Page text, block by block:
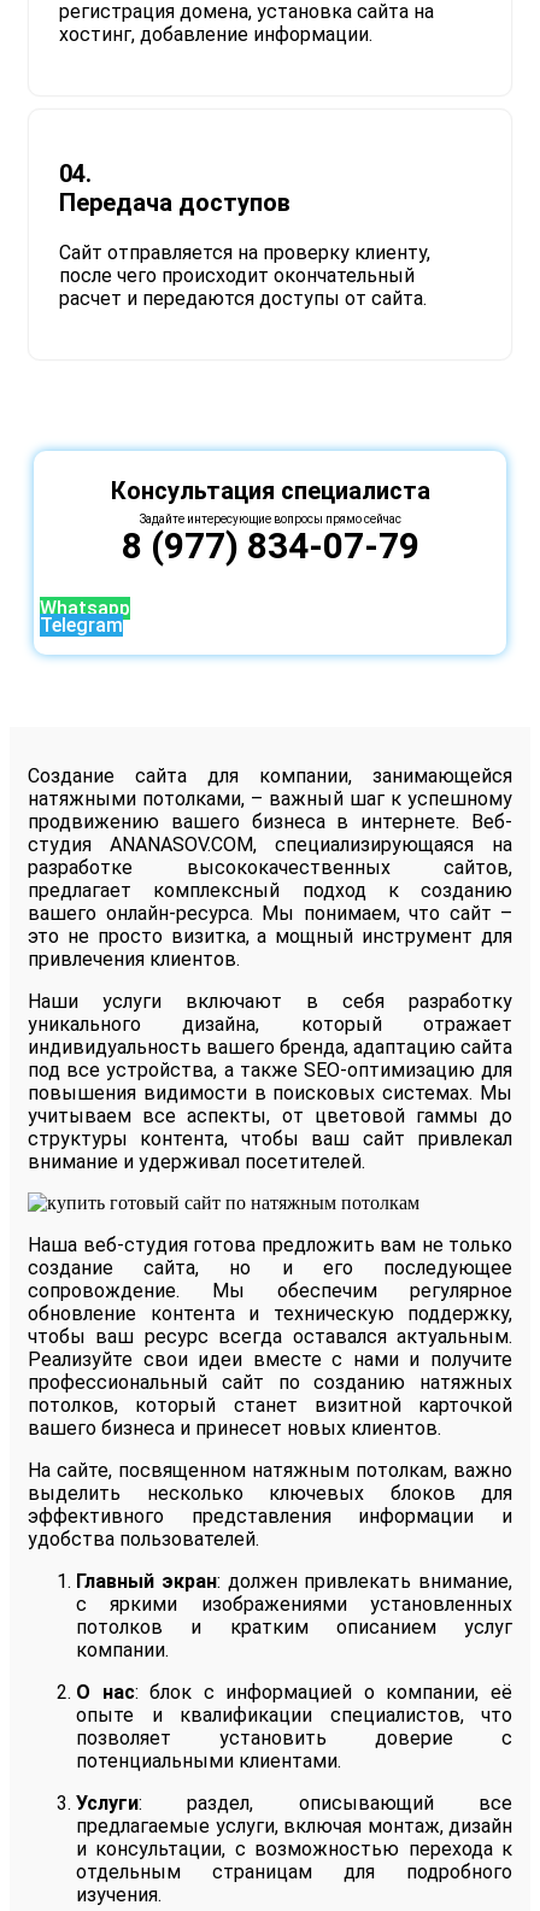
регистрация домена, установка сайта на
хостинг, добавление информации.​
04.
Передача доступов
Сайт отправляется на проверку клиенту,
после чего происходит окончательный
расчет и передаются доступы от сайта.
Консультация специалиста
Задайте интересующие вопросы прямо сейчас
8 (977) 834-07-79
Whatsapp
Telegram
Создание сайта для компании, занимающейся
натяжными потолками, – важный шаг к успешному
продвижению вашего бизнеса в интернете. Веб-
студия ANANASOV.COM, специализирующаяся на
разработке высококачественных сайтов,
предлагает комплексный подход к созданию
вашего онлайн-ресурса. Мы понимаем, что сайт –
это не просто визитка, а мощный инструмент для
привлечения клиентов.
Наши услуги включают в себя разработку
уникального дизайна, который отражает
индивидуальность вашего бренда, адаптацию сайта
под все устройства, а также SEO-оптимизацию для
повышения видимости в поисковых системах. Мы
учитываем все аспекты, от цветовой гаммы до
структуры контента, чтобы ваш сайт привлекал
внимание и удерживал посетителей.
Наша веб-студия готова предложить вам не только
создание сайта, но и его последующее
сопровождение. Мы обеспечим регулярное
обновление контента и техническую поддержку,
чтобы ваш ресурс всегда оставался актуальным.
Реализуйте свои идеи вместе с нами и получите
профессиональный сайт по созданию натяжных
потолков, который станет визитной карточкой
вашего бизнеса и принесет новых клиентов.
На сайте, посвященном натяжным потолкам, важно
выделить несколько ключевых блоков для
эффективного представления информации и
удобства пользователей.
Главный экран: должен привлекать внимание,
с яркими изображениями установленных
потолков и кратким описанием услуг
компании.
О нас: блок с информацией о компании, её
опыте и квалификации специалистов, что
позволяет установить доверие с
потенциальными клиентами.
Услуги: раздел, описывающий все
предлагаемые услуги, включая монтаж, дизайн
и консультации, с возможностью перехода к
отдельным страницам для подробного
изучения.